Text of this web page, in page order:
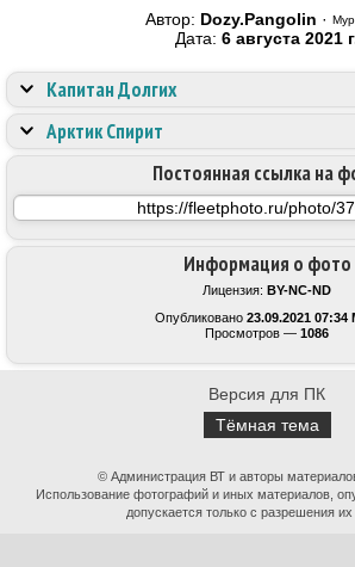
Автор: Dozy.Pangolin ·
Дата: 6 августа 2021
Информация о фото
Лицензия: BY-NC-ND
Опубликовано 23.09.2021 07:34
Просмотров — 1086
Постоянная ссылка на
Капитан Долгих
Арктик Спирит
Версия для ПК
Тёмная тема
© Администрация ВТ и авторы
Использование фотографий и иных материалов,
допускается только с разрешения их